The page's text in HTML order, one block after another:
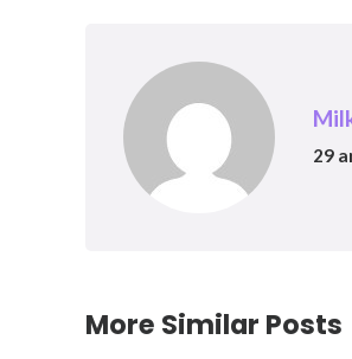
29
More Similar Posts